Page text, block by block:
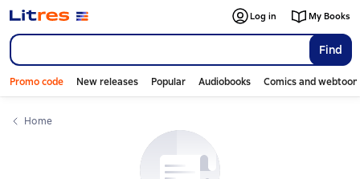
Find
Log in My Books
Promo code New releases Popular Audiobooks Comics and
Home
Слайдер с книгами